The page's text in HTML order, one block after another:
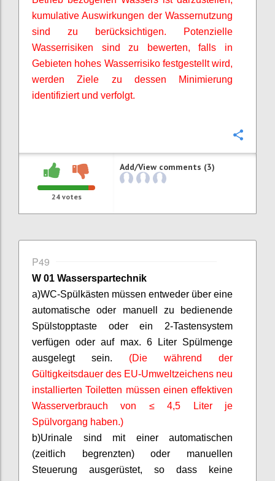
kumulative Auswirkungen der Wassernutzung
sind zu berücksichtigen. Potenzielle
Wasserrisiken sind zu bewerten, falls in
Gebieten hohes Wasserrisiko festgestellt wird,
werden Ziele zu dessen Minimierung
identifiziert und verfolgt.
24votes
Add/View comments (3)
P49
W 01 Wasserspartechnik
a)WC-Spülkästen müssen entweder über eine
automatische oder manuell zu bedienende
Spülstopptaste oder ein 2-Tastensystem
verfügen oder auf max. 6 Liter Spülmenge
ausgelegt sein. (Die während der
Gültigkeitsdauer des EU-Umweltzeichens neu
installierten Toiletten müssen einen effektiven
Wasserverbrauch von ≤ 4,5 Liter je
Spülvorgang haben.)
b)Urinale sind mit einer automatischen
(zeitlich begrenzten) oder manuellen
Steuerung ausgerüstet, so dass keine